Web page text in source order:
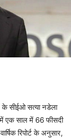
के सीईओ सत्या नडेला
एक साल में 66 फीसदी
रिपोर्ट के अनुसार,